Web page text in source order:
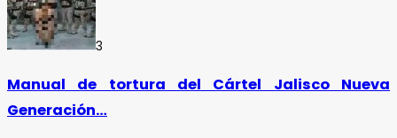
3
Manual de tortura del Cártel Jalisco Nueva
Generación…